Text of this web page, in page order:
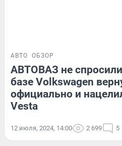
АВТО ОБЗОР
АВТОВАЗ не
базе Volkswagen
официально и
Vesta
12 июля, 2024, 14:00 2 699 5